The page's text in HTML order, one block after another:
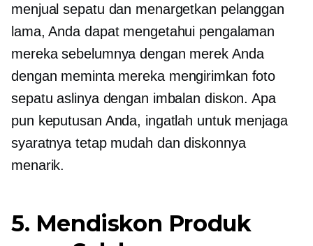
menjual sepatu dan menargetkan pelanggan
lama, Anda dapat mengetahui pengalaman
mereka sebelumnya dengan merek Anda
dengan meminta mereka mengirimkan foto
sepatu aslinya dengan imbalan diskon. Apa
pun keputusan Anda, ingatlah untuk menjaga
syaratnya tetap mudah dan diskonnya
menarik.
5. Mendiskon Produk